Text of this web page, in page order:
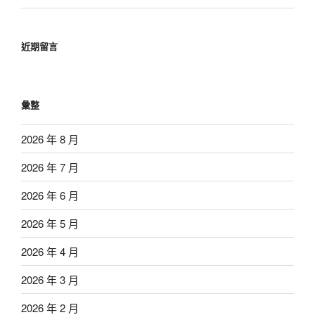
近期留言
彙整
2026 年 8 月
2026 年 7 月
2026 年 6 月
2026 年 5 月
2026 年 4 月
2026 年 3 月
2026 年 2 月